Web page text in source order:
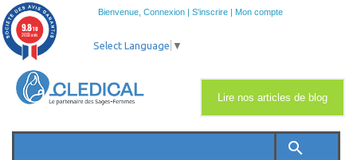
Bienvenue, Connexion | S'inscrire | Mon compte
search
Lire nos articles de blog
Select Language ▼
9.8/10
2033 avis